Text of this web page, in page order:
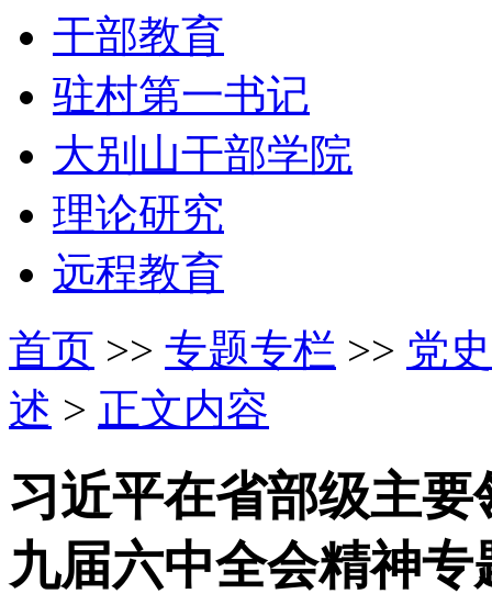
干部教育
驻村第一书记
大别山干部学院
理论研究
远程教育
首页 >> 专题专栏 >> 党
述 > 正文内容
习近平在省部级主
九届六中全会精神